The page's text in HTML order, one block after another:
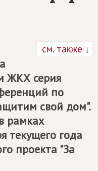
см. также ↓
ЖКХ серия
по
свой дом".
рамках
текущего года
проекта "За